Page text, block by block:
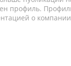
профиль.
о